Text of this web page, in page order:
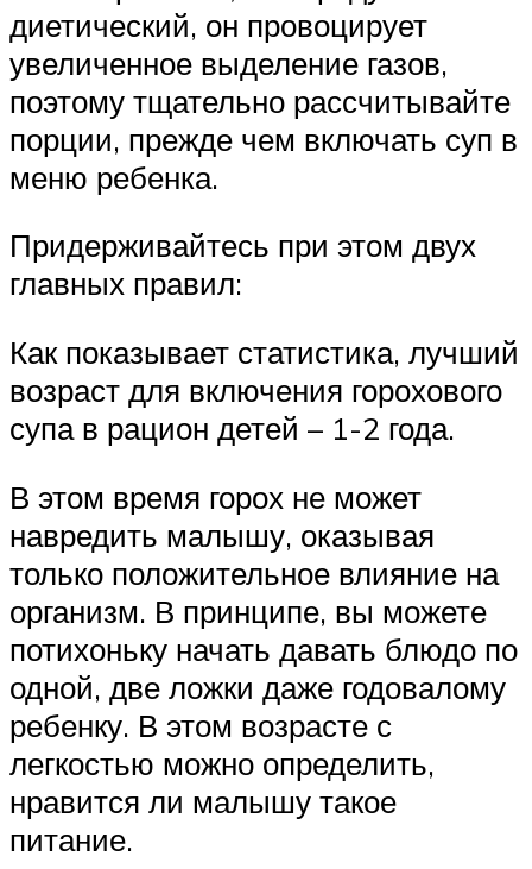
диетический, он провоцирует
увеличенное выделение газов,
поэтому тщательно рассчитывайте
порции, прежде чем включать суп в
меню ребенка.
Придерживайтесь при этом двух
главных правил:
Как показывает статистика, лучший
возраст для включения горохового
супа в рацион детей – 1-2 года.
В этом время горох не может
навредить малышу, оказывая
только положительное влияние на
организм. В принципе, вы можете
потихоньку начать давать блюдо по
одной, две ложки даже годовалому
ребенку. В этом возрасте с
легкостью можно определить,
нравится ли малышу такое
питание.